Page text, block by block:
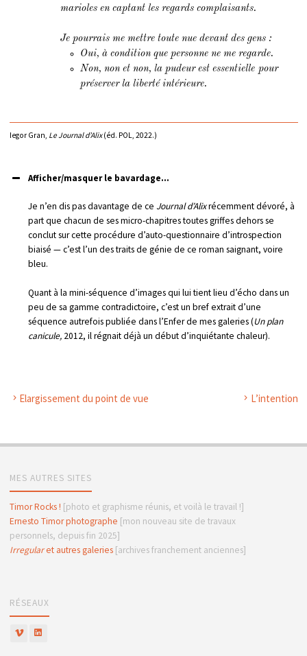
marioles en captant les regards complaisants.
Je pourrais me mettre toute nue devant des gens :
Oui, à condition que personne ne me regarde.
Non, non et non, la pudeur est essentielle pour
préserver la liberté intérieure.
Iegor Gran, Le Journal d’Alix(éd. POL, 2022.)
Afficher/masquer le bavardage...
Je n’en dis pas davantage de ce Journal d’Alixrécemment dévoré, à
part que chacun de ses micro-chapitres toutes griffes dehors se
conclut sur cette procédure d’auto-questionnaire d’introspection
biaisé — c’est l’un des traits de génie de ce roman saignant, voire
bleu.
Quant à la mini-séquence d’images qui lui tient lieu d’écho dans un
peu de sa gamme contradictoire, c’est un bref extrait d’une
séquence autrefois publiée dans l’Enfer de mes galeries (Un plan
canicule,2012, il régnait déjà un début d’inquiétante chaleur).
Elargissement du point de vue L’intention
MES AUTRES SITES
Timor Rocks ! [photo et graphisme réunis, et voilà le travail !]
Ernesto Timor photographe [mon nouveau site de travaux
personnels, depuis fin 2025]
Irregularet autres galeries[archives franchement anciennes]
RÉSEAUX